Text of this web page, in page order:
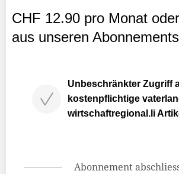
CHF 12.90 pro Monat
aus unseren
Unbeschränkter Zugriff
kostenpflichtige
wirtschaftregional.li
Abonnement